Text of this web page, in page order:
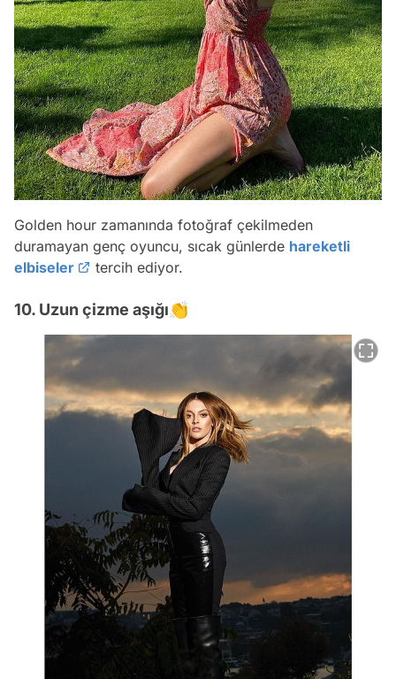
Golden hour zamanında fotoğraf çekilmeden
duramayan genç oyuncu, sıcak günlerde hareketli
elbiseler
tercih ediyor.
10. Uzun çizme aşığı👏